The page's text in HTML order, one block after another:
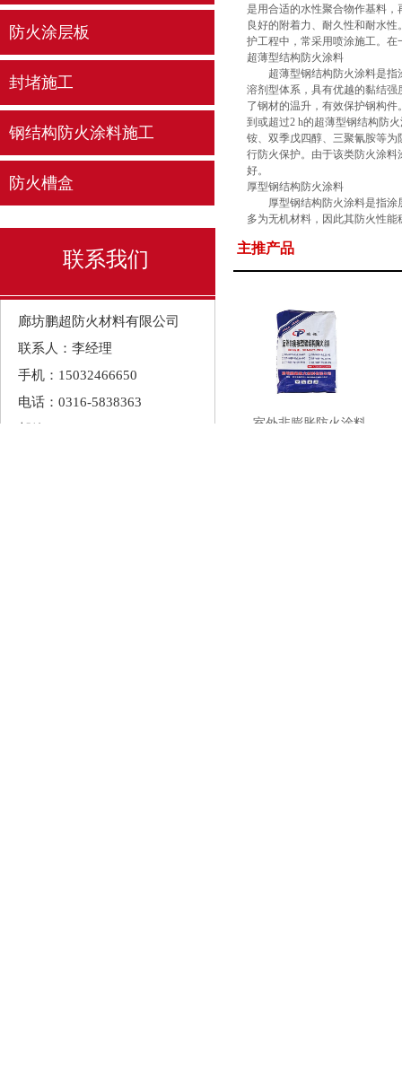
是用合适的水性聚合物作基料
良好的附着力、耐久性和耐水
护工程中，常采用喷涂施工。
超薄型结构防火涂料
超薄型钢结构防火涂料是指涂
溶剂型体系，具有优越的黏结
了钢材的温升，有效保护钢构
到或超过2 h的超薄型钢结构防
铵、双季戊四醇、三聚氰胺等
行防火保护。由于该类防火涂
好。
厚型钢结构防火涂料
厚型钢结构防火涂料是指涂层
多为无机材料，因此其防火性
磷酸铝盐、耐火水泥等)，再配
棉、陶瓷纤维、玻璃纤维等)及
防火涂层板
封堵施工
钢结构防火涂料施工
防火槽盒
主推产品
联系我们
室外非膨胀防火涂料
廊坊鹏超防火材料有限公司
联系人：李经理
手机：15032466650
电话：0316-5838363